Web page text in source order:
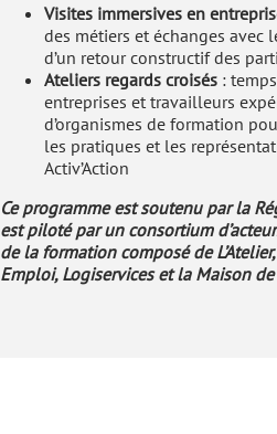
Visites immersives en
des métiers et échanges avec
d’un retour constructif des
Ateliers regards croisés :
entreprises et travailleurs
d’organismes de formation
les pratiques et les
Activ’Action
Ce programme est soutenu par la
est piloté par un consortium
de la formation composé de
Emploi, Logiservices et la Maison de